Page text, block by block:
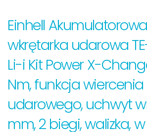
Einhell
wkrętarka udarowa
Li-i Kit Power X-
Nm, funkcja wiercenia
udarowego, uchwyt
mm, 2 biegi, walizka,